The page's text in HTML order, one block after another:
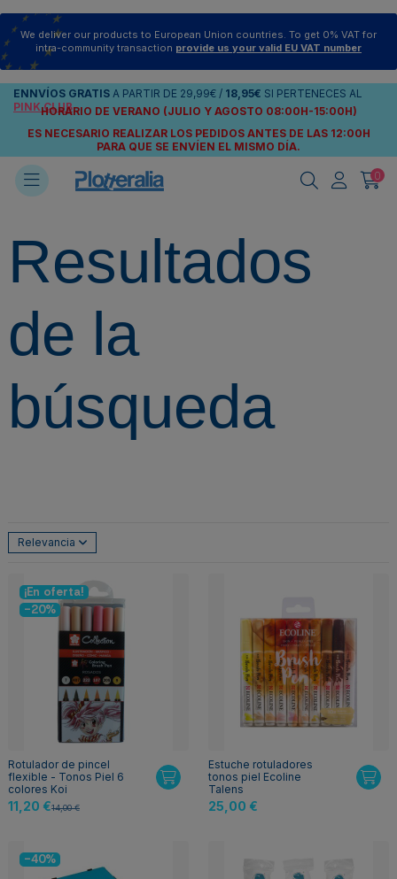
We deliver our products to European Union countries. To get 0% VAT for
intra-community transaction provide us your valid EU VAT number
ENNVÍOS GRATIS A PARTIR DE 29,99€ / 18,95€ SI PERTENECES AL
PINK CLUB
HORARIO DE VERANO (JULIO Y AGOSTO 08:00H-15:00H)
ES NECESARIO REALIZAR LOS PEDIDOS ANTES DE LAS 12:00H
PARA QUE SE ENVÍEN EL MISMO DÍA.
0
Resultados
de la
búsqueda
Relevancia
¡En oferta!
-20%
Rotulador de pincel
flexible - Tonos Piel 6
colores Koi
11,20 €14,00 €
Estuche rotuladores
tonos piel Ecoline
Talens
25,00 €
-40%